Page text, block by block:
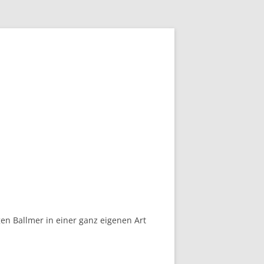
Ballmer in einer ganz eigenen Art